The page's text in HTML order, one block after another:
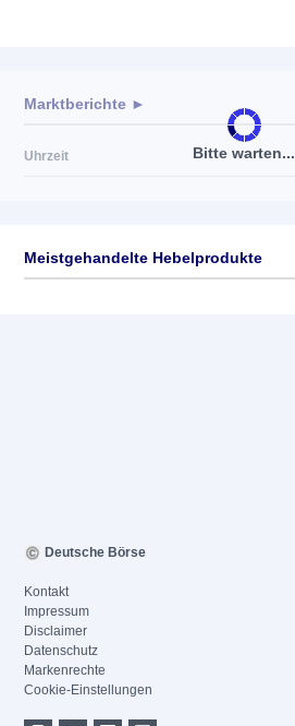
Bitte warten...
Marktberichte ►
Uhrzeit
Meistgehandelte Hebelprodukte
Deutsche Börse
Kontakt
Impressum
Disclaimer
Datenschutz
Markenrechte
Cookie-Einstellungen